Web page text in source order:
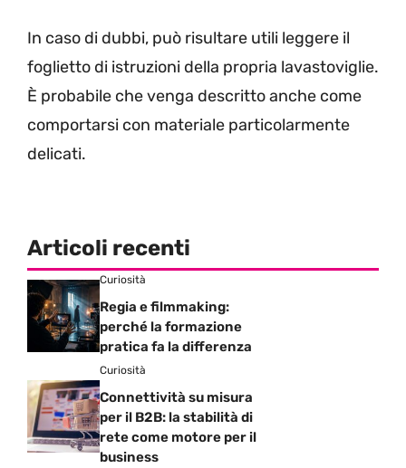
In caso di dubbi, può risultare utili leggere il
foglietto di istruzioni della propria lavastoviglie.
È probabile che venga descritto anche come
comportarsi con materiale particolarmente
delicati.
Articoli recenti
Curiosità
Regia e filmmaking:
perché la formazione
pratica fa la differenza
Curiosità
Connettività su misura
per il B2B: la stabilità di
rete come motore per il
business